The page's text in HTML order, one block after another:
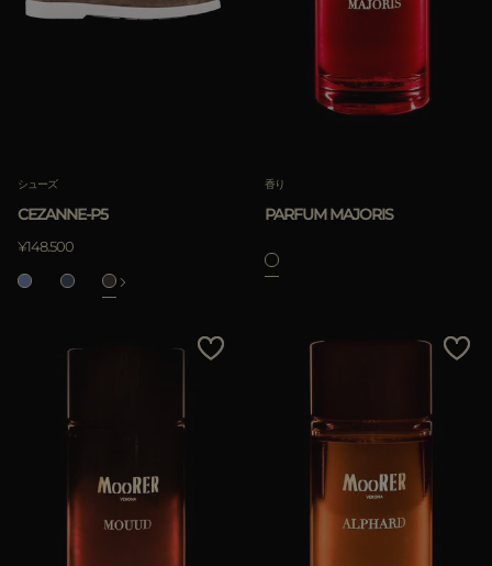
シューズ
CEZANNE-P5
¥148.500
香り
PARFUM MAJORIS